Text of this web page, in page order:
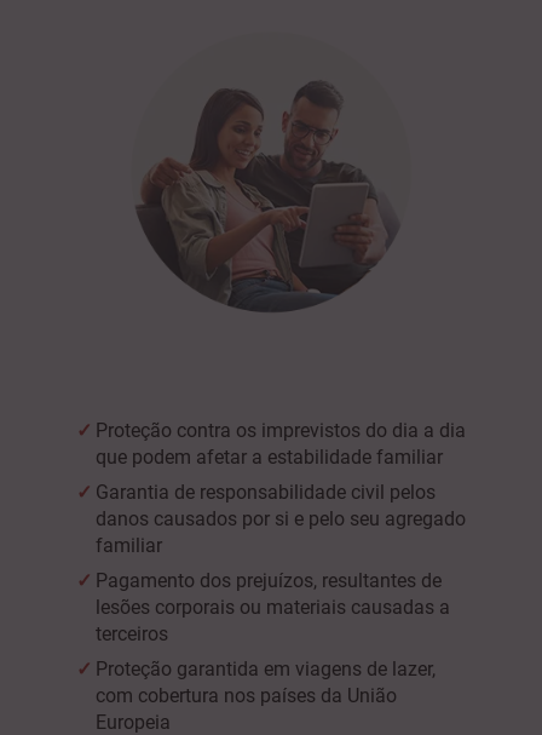
Proteção contra os imprevistos do dia a dia
que podem afetar a estabilidade familiar
Garantia de responsabilidade civil pelos
danos causados por si e pelo seu agregado
familiar
Pagamento dos prejuízos, resultantes de
lesões corporais ou materiais causadas a
terceiros
Proteção garantida em viagens de lazer,
com cobertura nos países da União
Europeia